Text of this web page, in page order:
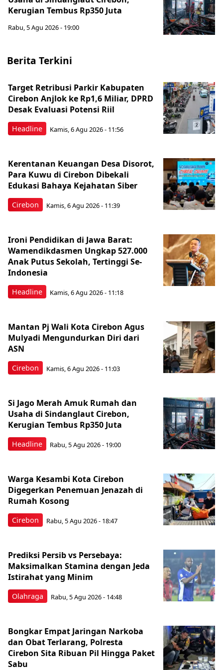
Kerugian Tembus Rp350 Juta
Rabu, 5 Agu 2026 - 19:00
Berita Terkini
Headline
Target Retribusi Parkir Kabupaten
Cirebon Anjlok ke Rp1,6 Miliar, DPRD
Desak Evaluasi Potensi Riil
Kamis, 6 Agu 2026 - 11:56
Cirebon
Kerentanan Keuangan Desa Disorot,
Para Kuwu di Cirebon Dibekali
Edukasi Bahaya Kejahatan Siber
Kamis, 6 Agu 2026 - 11:39
Headline
Ironi Pendidikan di Jawa Barat:
Wamendikdasmen Ungkap 527.000
Anak Putus Sekolah, Tertinggi Se-
Indonesia
Kamis, 6 Agu 2026 - 11:18
Cirebon
Mantan Pj Wali Kota Cirebon Agus
Mulyadi Mengundurkan Diri dari
ASN
Kamis, 6 Agu 2026 - 11:03
Headline
Si Jago Merah Amuk Rumah dan
Usaha di Sindanglaut Cirebon,
Kerugian Tembus Rp350 Juta
Rabu, 5 Agu 2026 - 19:00
Cirebon
Warga Kesambi Kota Cirebon
Digegerkan Penemuan Jenazah di
Rumah Kosong
Rabu, 5 Agu 2026 - 18:47
Olahraga
Prediksi Persib vs Persebaya:
Maksimalkan Stamina dengan Jeda
Istirahat yang Minim
Rabu, 5 Agu 2026 - 14:48
Bongkar Empat Jaringan Narkoba
dan Obat Terlarang, Polresta
Cirebon Sita Ribuan Pil Hingga Paket
Sabu